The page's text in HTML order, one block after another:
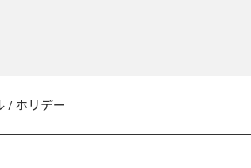
/ ホリデー